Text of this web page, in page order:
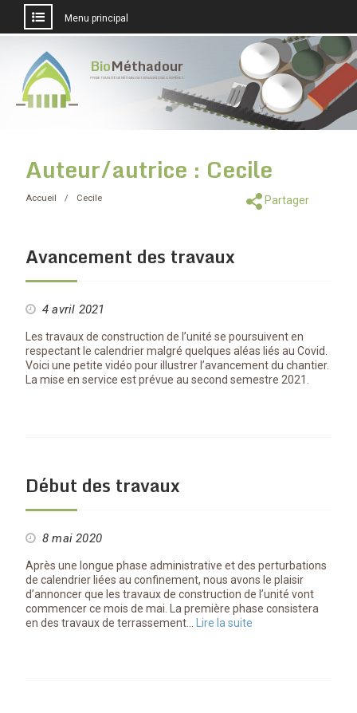
contenu
Menu principal
BioMéthadour
PROJET D'UNITÉ DE MÉTHANISATION AGRICOLE À MOMÈRES
Auteur/autrice : Cecile
Partager
Accueil Cecile
Avancement des travaux
4 avril 2021
Les travaux de construction de l’unité se poursuivent en
respectant le calendrier malgré quelques aléas liés au Covid.
Voici une petite vidéo pour illustrer l’avancement du chantier.
La mise en service est prévue au second semestre 2021.
Début des travaux
8 mai 2020
Après une longue phase administrative et des perturbations
de calendrier liées au confinement, nous avons le plaisir
d’annoncer que les travaux de construction de l’unité vont
commencer ce mois de mai. La première phase consistera
en des travaux de terrassement…
Lire la suite